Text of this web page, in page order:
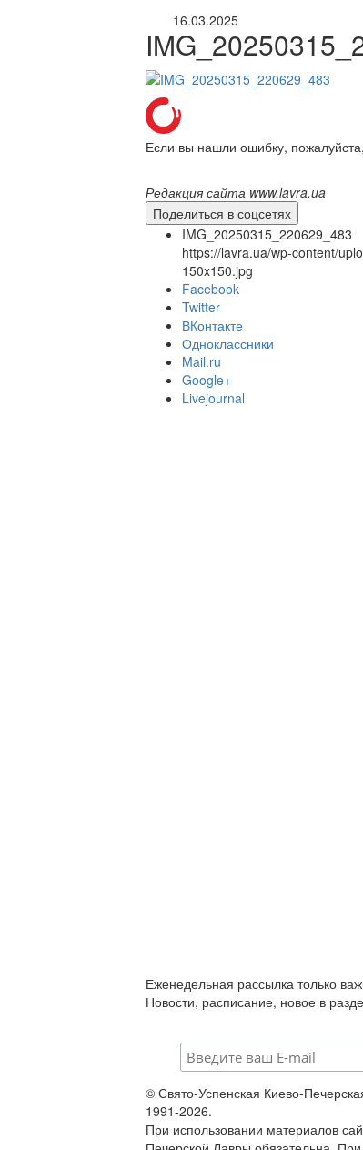
16.03.2025
Если вы нашли ошибку,
Редакция сайта www.lavra.ua
Поделиться в соцсетях
IMG_20250315_220629_483
https://lavra.ua/wp-content/
150x150.jpg
Facebook
Twitter
ВКонтакте
Одноклассники
Mail.ru
Google+
Livejournal
Еженедельная рассылка только
Новости, расписание, новое в
© Свято-Успенская Киево-
1991-2026.
При использовании материалов